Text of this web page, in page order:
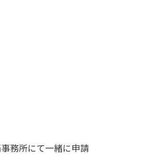
務所にて一緒に申請